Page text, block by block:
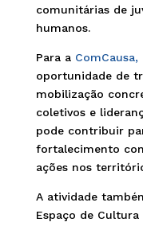
comunitárias de
humanos.
Para aComCausa,
oportunidade de
mobilização
coletivos e
pode contribuir
fortalecimento
ações nos
A atividade
Espaço de Cultura